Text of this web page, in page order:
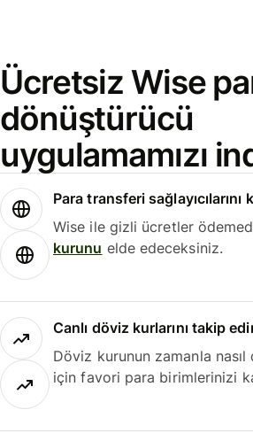
Ücretsiz Wise
dönüştürücü
uygulamamızı
Para transferi sağlayıcılarını
Wise ile gizli ücretler
kurunu elde edeceksiniz.
Canlı döviz kurlarını takip
Döviz kurunun zamanla
için favori para birimlerinizi